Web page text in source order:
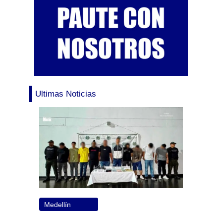
Ultimas Noticias
Medellín